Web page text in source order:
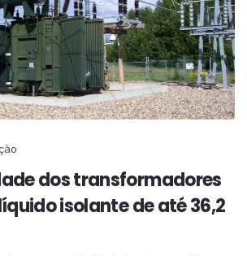
dos transformadores
isolante de até 36,2